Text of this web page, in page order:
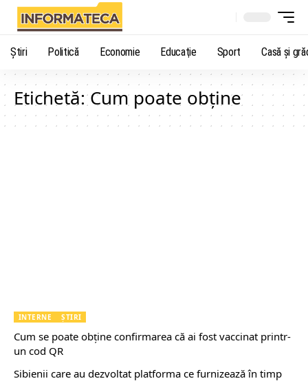
Știri Politică Economie Educaţie Sport Casă şi
Etichetă:Cum poate obține
INTERNE ȘTIRI
Cum se poate obține confirmarea că ai fost vaccinat printr-
un cod QR
Sibienii care au dezvoltat platforma ce furnizează în timp